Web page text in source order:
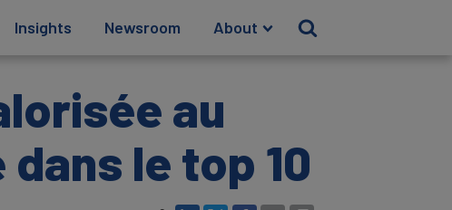
Insights Newsroom About
au
le top 10